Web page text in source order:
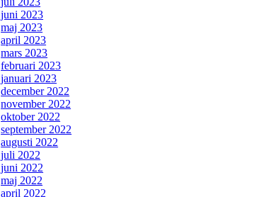
juni 2023
maj 2023
april 2023
mars 2023
februari 2023
januari 2023
december 2022
november 2022
oktober 2022
september 2022
augusti 2022
juli 2022
juni 2022
maj 2022
april 2022